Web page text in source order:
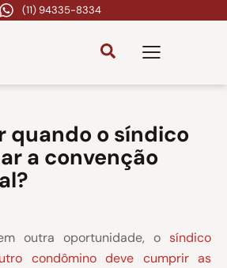
(11) 94335-8334
quando o síndico
a convenção
outra oportunidade, o síndico
condômino deve cumprir as